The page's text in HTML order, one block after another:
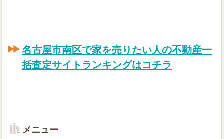
名古屋市南区で家を売りたい人の不動産一
括査定サイトランキングはコチラ
メニュー